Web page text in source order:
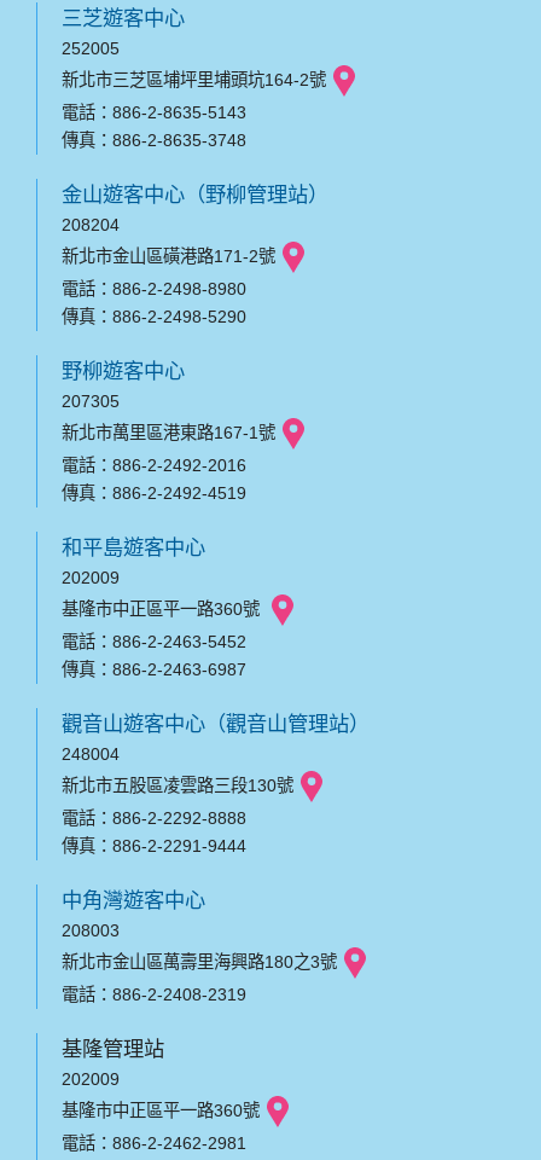
三芝遊客中心
252005
新北市三芝區埔坪里埔頭坑164-2號
電話：886-2-8635-5143
傳真：886-2-8635-3748
金山遊客中心（野柳管理站）
208204
新北市金山區磺港路171-2號
電話：886-2-2498-8980
傳真：886-2-2498-5290
野柳遊客中心
207305
新北市萬里區港東路167-1號
電話：886-2-2492-2016
傳真：886-2-2492-4519
和平島遊客中心
202009
基隆市中正區平一路360號
電話：886-2-2463-5452
傳真：886-2-2463-6987
觀音山遊客中心（觀音山管理站）
248004
新北市五股區凌雲路三段130號
電話：886-2-2292-8888
傳真：886-2-2291-9444
中角灣遊客中心
208003
新北市金山區萬壽里海興路180之3號
電話：886-2-2408-2319
基隆管理站
202009
基隆市中正區平一路360號
電話：886-2-2462-2981